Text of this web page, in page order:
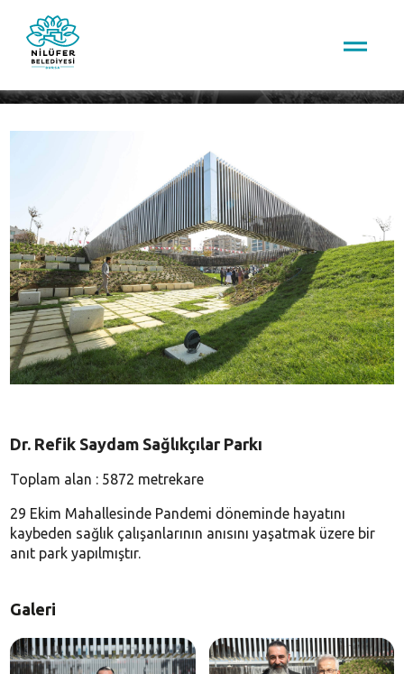
Dr. Refik Saydam Sağlıkçılar Parkı
Toplam alan : 5872 metrekare
29 Ekim Mahallesinde Pandemi döneminde hayatını
kaybeden sağlık çalışanlarının anısını yaşatmak üzere bir
anıt park yapılmıştır.
Galeri